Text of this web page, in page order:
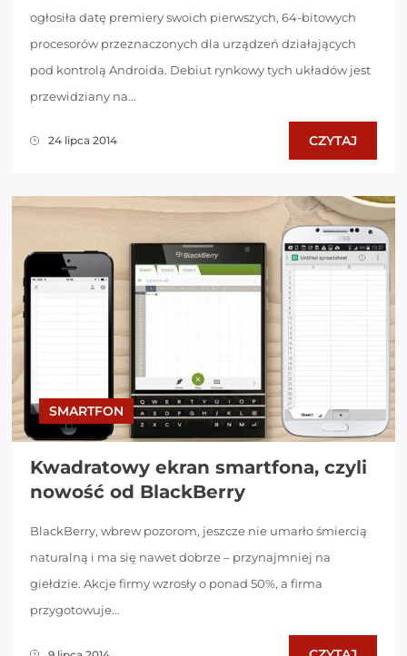
ogłosiła datę premiery swoich pierwszych, 64-bitowych
procesorów przeznaczonych dla urządzeń działających
pod kontrolą Androida. Debiut rynkowy tych układów jest
przewidziany na...
24 lipca 2014 CZYTAJ
SMARTFON
Kwadratowy ekran smartfona, czyli
nowość od BlackBerry
BlackBerry, wbrew pozorom, jeszcze nie umarło śmiercią
naturalną i ma się nawet dobrze – przynajmniej na
giełdzie. Akcje firmy wzrosły o ponad 50%, a firma
przygotowuje...